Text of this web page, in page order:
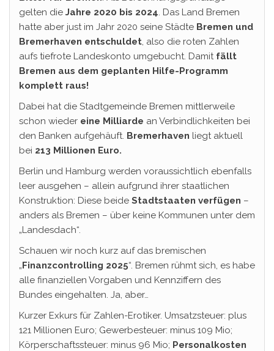
gelten die Jahre 2020 bis 2024. Das Land Bremen
hatte aber just im Jahr 2020 seine Städte Bremen und
Bremerhaven entschuldet, also die roten Zahlen
aufs tiefrote Landeskonto umgebucht. Damit fällt
Bremen aus dem geplanten Hilfe-Programm
komplett raus!
Dabei hat die Stadtgemeinde Bremen mittlerweile
schon wieder eine Milliarde an Verbindlichkeiten bei
den Banken aufgehäuft. Bremerhaven liegt aktuell
bei 213 Millionen Euro.
Berlin und Hamburg werden voraussichtlich ebenfalls
leer ausgehen – allein aufgrund ihrer staatlichen
Konstruktion: Diese beide Stadtstaaten verfügen –
anders als Bremen – über keine Kommunen unter dem
„Landesdach“.
Schauen wir noch kurz auf das bremischen
„Finanzcontrolling 2025“. Bremen rühmt sich, es habe
alle finanziellen Vorgaben und Kennziffern des
Bundes eingehalten. Ja, aber…
Kurzer Exkurs für Zahlen-Erotiker. Umsatzsteuer: plus
121 Millionen Euro; Gewerbesteuer: minus 109 Mio;
Körperschaftssteuer: minus 96 Mio; Personalkosten